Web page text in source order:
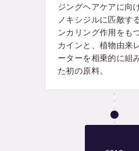
ジングヘアケアに向
ノキシジルに匹敵す
ンカリング作用をも
カインと、植物由来
ーターを相乗的に組
た初の原料。